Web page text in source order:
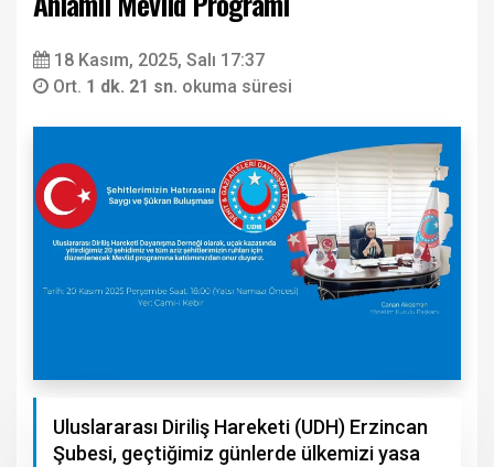
18 Kasım, 2025, Salı 17:37
Ort. 1 dk. 21 sn. okuma süresi
Uluslararası Diriliş Hareketi (UDH) Erzincan
Şubesi, geçtiğimiz günlerde ülkemizi yasa